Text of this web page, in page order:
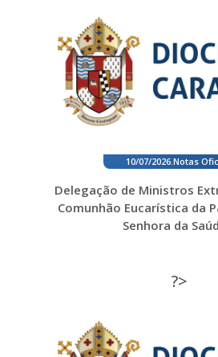
10/07/2026. Notas
Delegação de Ministros
Comunhão Eucarística da
Senhora da
?>